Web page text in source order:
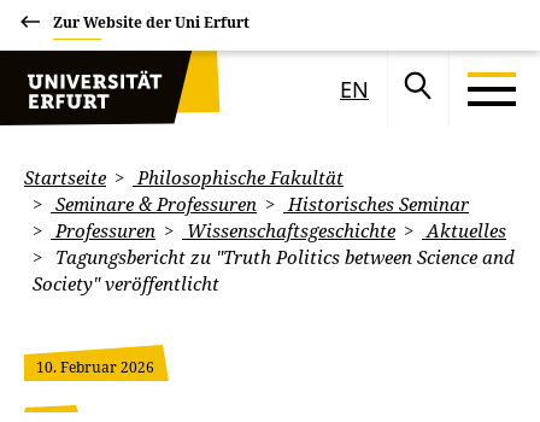
Zur Website der Uni Erfurt
EN
Startseite
Philosophische Fakultät
Seminare & Professuren
Historisches Seminar
Professuren
Wissenschaftsgeschichte
Aktuelles
Tagungsbericht zu "Truth Politics between Science and
Society" veröffentlicht
10. Februar 2026